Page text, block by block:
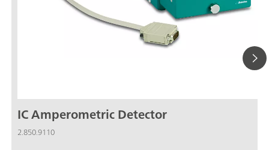
IC Amperometric Detector
2.850.9110